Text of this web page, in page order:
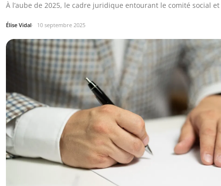
À l’aube de 2025, le cadre juridique entourant le comité social et
Élise Vidal 10 septembre 2025